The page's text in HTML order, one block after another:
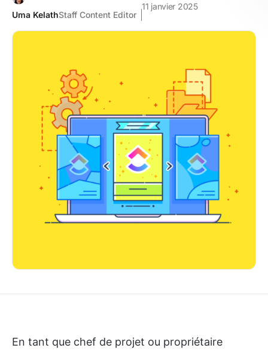
Uma KelathStaff Content Editor
11 janvier 2025
En tant que chef de projet ou propriétaire